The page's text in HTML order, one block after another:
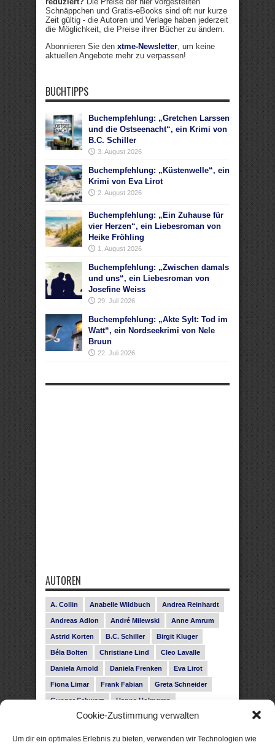
Cookie-Zustimmung verwalten
Um dir ein optimales Erlebnis zu bieten, verwenden wir Technologien wie
Schnäppchen und Gratis-eBooks sind oft nur kurze
Zeit gültig - die Autoren und Verlage haben jederzeit
die Möglichkeit, die Preise ihrer Bücher zu ändern.
Abonnieren Sie den xtme-Newsletter, um keine
aktuellen Angebote mehr zu verpassen!
BUCHTIPPS
Buchempfehlung: „Gretchen Larssen
und die Ostseenacht“, ein Krimi von
B.C. Schiller
3. August 2026
Buchempfehlung: „Küstenwelle“, ein
Krimi von Eva Lirot
2. August 2026
Buchempfehlung: „Ein Zuhause für
vier Herzen“, ein Liebesroman von
Heike Fröhling
1. August 2026
Buchempfehlung: „Zwischen damals
und uns“, ein Liebesroman von
Josefine Weiss
29. Juli 2026
Buchempfehlung: „Akte Sylt: Tod im
Watt“, ein Nordseekrimi von Nele
Bruun
22. Juli 2026
AUTOREN
A. Collin Anabelle Wildbuch Andrea Reinhardt
Andreas Adlon André Milewski Anne Amrum
Astrid Korten B.C. Schiller Birgit Kluger
Béla Bolten Christiane Lind Cleo Lavalle
Daniela Arnold Daniela Frenken Eva Lirot
Fiona Limar Frank Fabian Greta Schneider
Gunnar Schwarz Hanna Holmgren
Heike Fröhling Ina Glahe Ivo Pala J. Vellguth